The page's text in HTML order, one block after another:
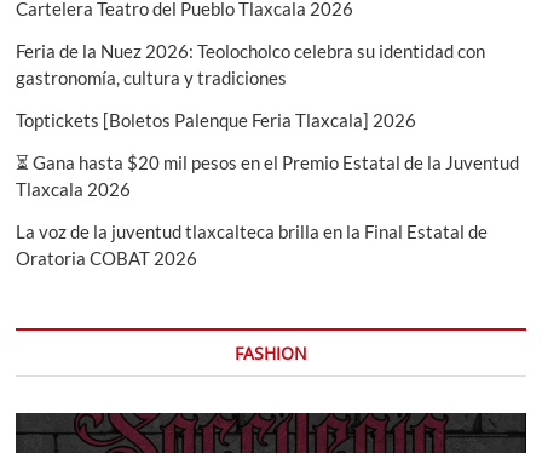
Cartelera Teatro del Pueblo Tlaxcala 2026
Feria de la Nuez 2026: Teolocholco celebra su identidad con
gastronomía, cultura y tradiciones
Toptickets [Boletos Palenque Feria Tlaxcala] 2026
⏳ Gana hasta $20 mil pesos en el Premio Estatal de la Juventud
Tlaxcala 2026
La voz de la juventud tlaxcalteca brilla en la Final Estatal de
Oratoria COBAT 2026
FASHION